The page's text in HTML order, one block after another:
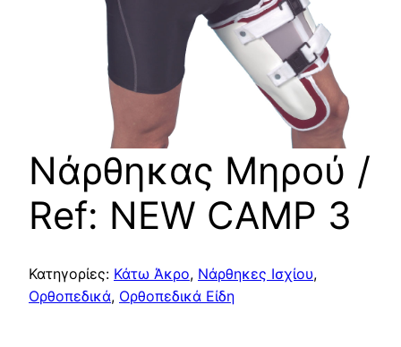
Νάρθηκας Μηρού /
Ref: NEW CAMP 3
Κατηγορίες: Κάτω Άκρο, Νάρθηκες Ισχίου,
Ορθοπεδικά, Ορθοπεδικά Είδη